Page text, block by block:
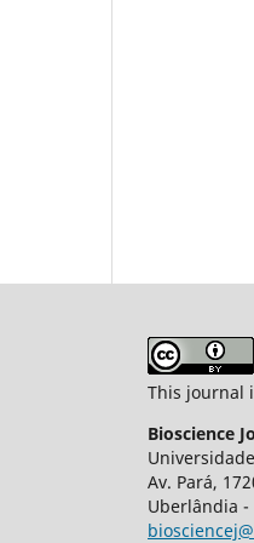
This journal
Bioscience
Av. Pará,
Uberlândia -